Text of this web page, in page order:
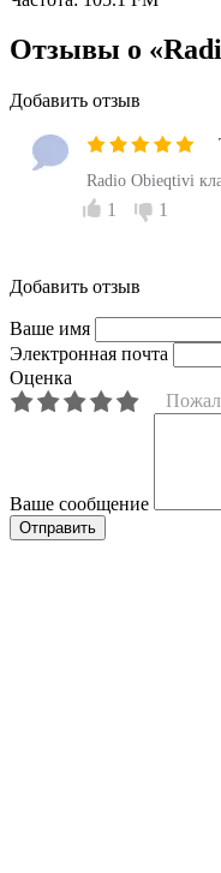
Отзывы о
Добавить отзыв
Radio Obieqtivi
1 1
Добавить отзыв
Ваше имя
Электронная почта
Оценка
Ваше сообщение